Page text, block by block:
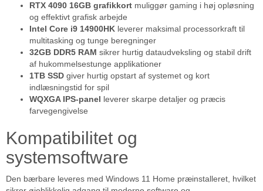
RTX 4090 16GB grafikkort muliggør gaming i høj opløsning
og effektivt grafisk arbejde
Intel Core i9 14900HK leverer maksimal processorkraft til
multitasking og tunge beregninger
32GB DDR5 RAM sikrer hurtig dataudveksling og stabil drift
af hukommelsestunge applikationer
1TB SSD giver hurtig opstart af systemet og kort
indlæsningstid for spil
WQXGA IPS-panel leverer skarpe detaljer og præcis
farvegengivelse
Kompatibilitet og
systemsoftware
Den bærbare leveres med Windows 11 Home præinstalleret, hvilket